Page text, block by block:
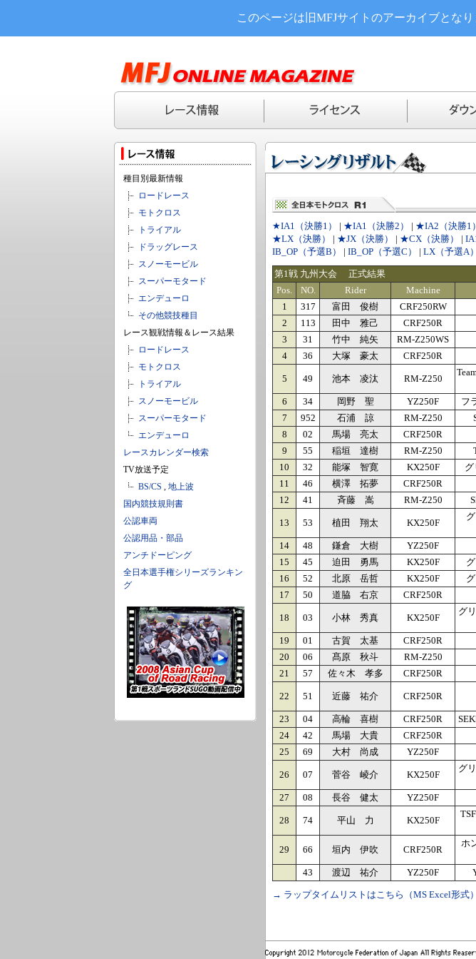
このページは旧MFJサイトのアーカイブとな
種目別最新情報
ロードレース
モトクロス
トライアル
ドラッグレース
スノーモービル
スーパーモタード
エンデューロ
その他競技種目
レース観戦情報＆レース結果
ロードレース
モトクロス
トライアル
スノーモービル
スーパーモタード
エンデューロ
レースカレンダー検索
TV放送予定
BS/CS , 地上波
国内競技規則書
公認車両
公認用品・部品
アンチドーピング
全日本選手権シリーズランキン
グ
★IA1（決勝1） | ★IA1（決勝2） | ★IA2（決勝1）
★LX（決勝）
| ★JX（決勝） | ★CX（決勝） |
IB_OP（予選B）
| IB_OP（予選C） | LX（予選A）
第1戦 九州大会 正式結果
Pos.
NO. Rider Machine
1
317 富田 俊樹 CRF250RW
2
113 田中 雅己 CRF250R
3
31 竹中 純矢 RM-Z250WS
4
36 大塚 豪太 CRF250R
5 49 池本 凌汰 RM-Z250
6 34 岡野 聖 YZ250F フ
7
952 石浦 諒 RM-Z250
8
02 馬場 亮太 CRF250R
9
55 稲垣 達樹 RM-Z250
10
32 能塚 智寛 KX250F
11
46 横澤 拓夢 CRF250R
12
41 斉藤 嵩 RM-Z250
13 53 植田 翔太 KX250F
14 48 鎌倉 大樹 YZ250F
15
45 迫田 勇馬 KX250F
16
52 北原 岳哲 KX250F
17
50 道脇 右京 CRF250R
18 03 小林 秀真 KX250F
グ
19 01 古賀 太基 CRF250R
20
06 髙原 秋斗 RM-Z250
21
57 佐々木 孝多 CRF250R
22 51 近藤 祐介 CRF250R
23 04 高輪 喜樹 CRF250R
24
42 馬場 大貴 CRF250R
25
69 大村 尚成 YZ250F
26 07 菅谷 崚介 KX250F
グ
27 08 長谷 健太 YZ250F
28 74 平山 力 KX250F
29 66 垣内 伊吹 CRF250R
ホ
43 渡辺 祐介 YZ250F
→ ラップタイムリストはこちら（MS Excel形式）